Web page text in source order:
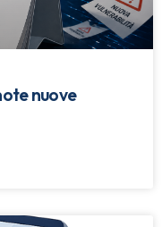
nuove